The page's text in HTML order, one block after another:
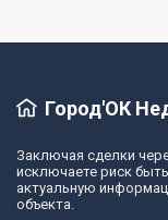
Город'ОК
Заключая сделки
исключаете риск
актуальную
объекта.